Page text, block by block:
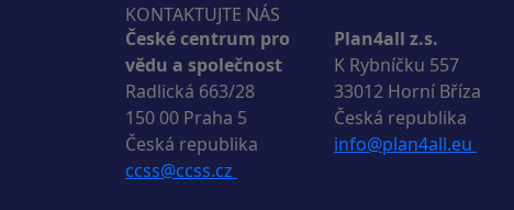
KONTAKTUJTE NÁS
České centrum pro
vědu a společnost
Radlická 663/28
150 00 Praha 5
Česká republika
ccss@ccss.cz
Plan4all z.s.
K Rybníčku 557
33012 Horní Bříza
Česká republika
info@plan4all.eu